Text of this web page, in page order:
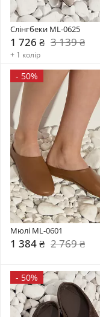
Слінгбеки ML-0625
1 726 ₴ 3 139 ₴
+ 1 колір
- 50%
Мюлі ML-0601
1 384 ₴ 2 769 ₴
- 50%